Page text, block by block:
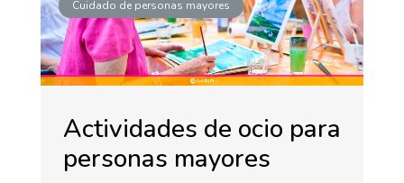
Cuidado de personas mayores
Actividades de ocio para
personas mayores